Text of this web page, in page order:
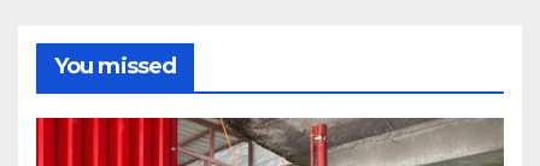
You missed